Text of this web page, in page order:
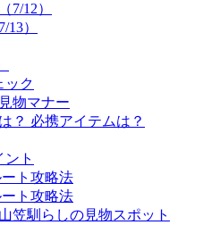
7/12）
）
ック
物マナー
？ 必携アイテムは？
ト
ト攻略法
ト攻略法
笠馴らしの見物スポット